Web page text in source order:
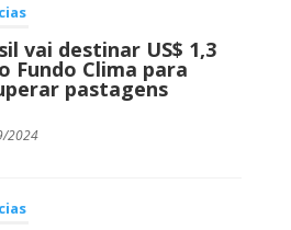
vai destinar US$ 1,3
Fundo Clima para
pastagens
2024